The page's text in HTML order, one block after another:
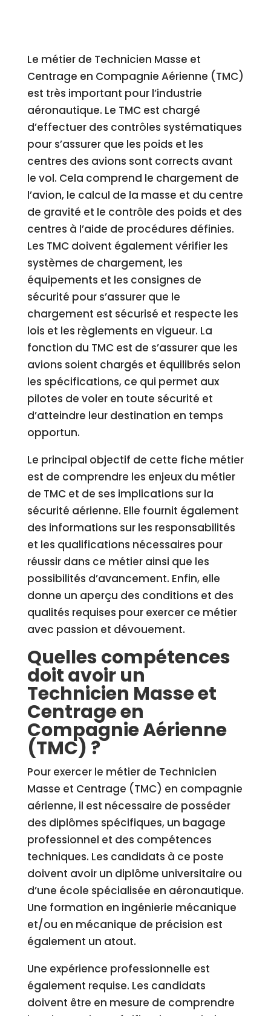
Le métier de Technicien Masse et
Centrage en Compagnie Aérienne (TMC)
est très important pour l’industrie
aéronautique. Le TMC est chargé
d’effectuer des contrôles systématiques
pour s’assurer que les poids et les
centres des avions sont corrects avant
le vol. Cela comprend le chargement de
l’avion, le calcul de la masse et du centre
de gravité et le contrôle des poids et des
centres à l’aide de procédures définies.
Les TMC doivent également vérifier les
systèmes de chargement, les
équipements et les consignes de
sécurité pour s’assurer que le
chargement est sécurisé et respecte les
lois et les règlements en vigueur. La
fonction du TMC est de s’assurer que les
avions soient chargés et équilibrés selon
les spécifications, ce qui permet aux
pilotes de voler en toute sécurité et
d’atteindre leur destination en temps
opportun.
Le principal objectif de cette fiche métier
est de comprendre les enjeux du métier
de TMC et de ses implications sur la
sécurité aérienne. Elle fournit également
des informations sur les responsabilités
et les qualifications nécessaires pour
réussir dans ce métier ainsi que les
possibilités d’avancement. Enfin, elle
donne un aperçu des conditions et des
qualités requises pour exercer ce métier
avec passion et dévouement.
Quelles compétences
doit avoir un
Technicien Masse et
Centrage en
Compagnie Aérienne
(TMC) ?
Pour exercer le métier de Technicien
Masse et Centrage (TMC) en compagnie
aérienne, il est nécessaire de posséder
des diplômes spécifiques, un bagage
professionnel et des compétences
techniques. Les candidats à ce poste
doivent avoir un diplôme universitaire ou
d’une école spécialisée en aéronautique.
Une formation en ingénierie mécanique
et/ou en mécanique de précision est
également un atout.
Une expérience professionnelle est
également requise. Les candidats
doivent être en mesure de comprendre